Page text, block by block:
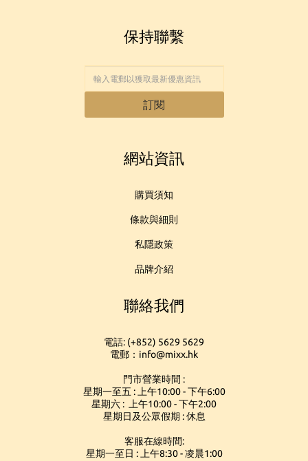
保持聯繫
訂閱
網站資訊
購買須知
條款與細則
私隱政策
品牌介紹
聯絡我們
電話: (+852) 5629 5629
電郵：info@mixx.hk
門市營業時間 :
星期一至五 : 上午10:00 - 下午6:00
星期六 : 上午10:00 - 下午2:00
星期日及公眾假期 : 休息
客服在線時間:
星期一至日 : 上午8:30 - 凌晨1:00